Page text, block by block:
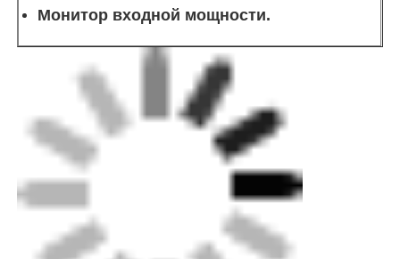
Монитор входной мощности.